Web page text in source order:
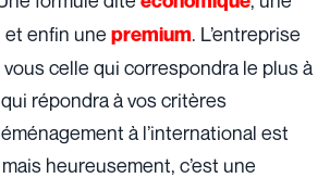
et enfin une premium. L’entreprise
celle qui correspondra le plus à
répondra à vos critères
à l’international est
heureusement, c’est une